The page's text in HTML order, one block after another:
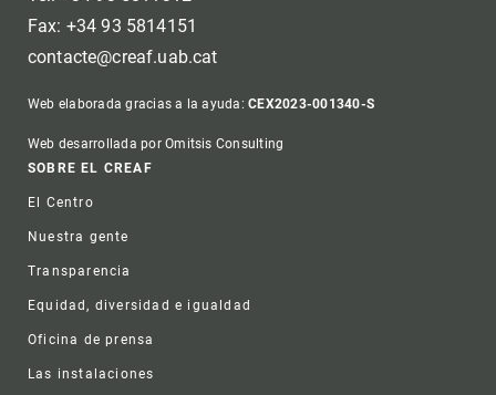
Fax: +34 93 5814151
contacte@creaf.uab.cat
Web elaborada gracias a la ayuda:CEX2023-001340-S
Web desarrollada por Omitsis Consulting
Footer
SOBRE EL CREAF
El Centro
Nuestra gente
Transparencia
Equidad, diversidad e igualdad
Oficina de prensa
Las instalaciones